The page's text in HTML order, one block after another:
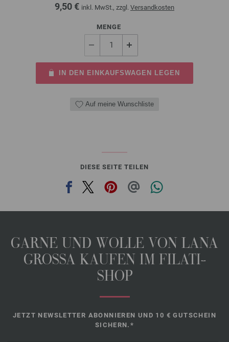
9,50 € inkl. MwSt., zzgl. Versandkosten
MENGE
IN DEN EINKAUFSWAGEN LEGEN
Auf meine Wunschliste
DIESE SEITE TEILEN
GARNE UND WOLLE VON LANA
GROSSA KAUFEN IM FILATI-
SHOP
JETZT NEWSLETTER ABONNIEREN UND 10 € GUTSCHEIN
SICHERN.*